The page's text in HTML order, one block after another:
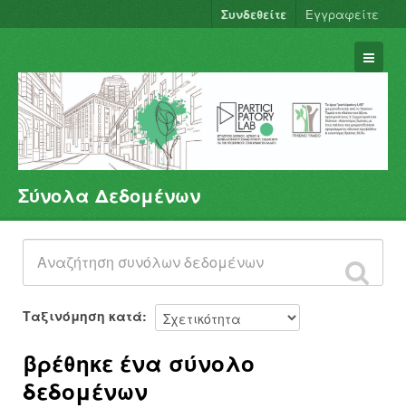
Συνδεθείτε Εγγραφείτε
Σύνολα Δεδομένων
Φορείς
Ομάδες
Σχετικά
Σύνολα Δεδομένων
Ταξινόμηση κατά
βρέθηκε ένα σύνολο
δεδομένων